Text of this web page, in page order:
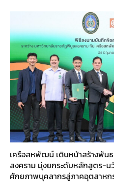
เครือสหพัฒน์ เดินหน้าสร้างพัน
สงคราม มุ่งยกระดับหลักสูตร-
ศักยภาพบุคลากรสู่ภาคอุตสาหก